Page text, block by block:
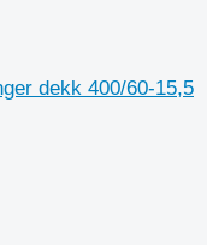
dekk 400/60-15,5